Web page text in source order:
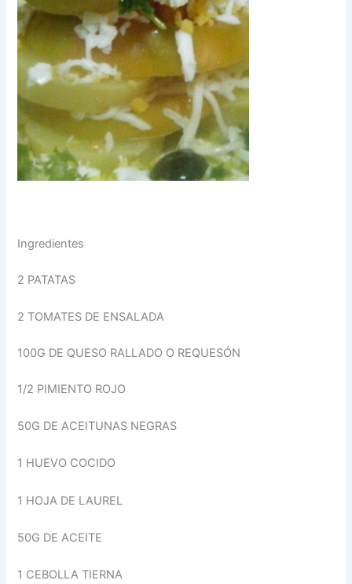
Ingredientes
2 PATATAS
2 TOMATES DE ENSALADA
100G DE QUESO RALLADO O REQUESÓN
1/2 PIMIENTO ROJO
50G DE ACEITUNAS NEGRAS
1 HUEVO COCIDO
1 HOJA DE LAUREL
50G DE ACEITE
1 CEBOLLA TIERNA